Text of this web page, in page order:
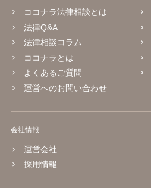
ココナラ法律相談とは
法律Q&A
法律相談コラム
ココナラとは
よくあるご質問
運営へのお問い合わせ
会社情報
運営会社
採用情報